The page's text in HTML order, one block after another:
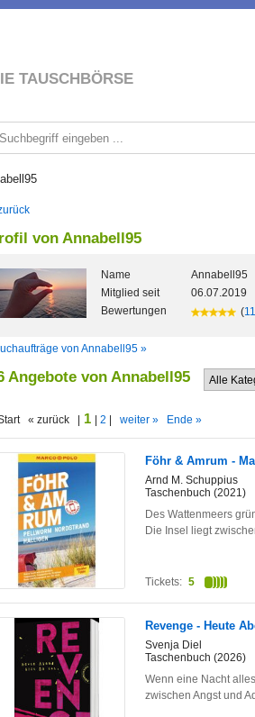
TAUSCHBÖRSE
von Annabell95
Name
Annabell95
Mitglied seit
06.07.2019
Bewertungen
(
von Annabell95 »
Angebote von Annabell95
« zurück | 1 2 weiter » Ende »
Föhr & Amrum -
Arnd M. Schuppius
Taschenbuch (2021)
Des Wattenmeers
Die Insel liegt
Tickets: 5
Revenge - Heute
Svenja Diel
Taschenbuch (2026)
Wenn eine Nacht
zwischen Angst und